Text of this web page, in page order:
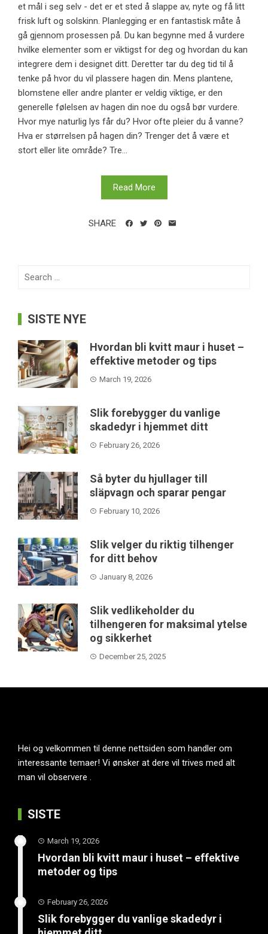
et mål i seg selv - det er et sted å slappe av, nyte og få litt
frisk luft og solskinn. Planlegging er en fantastisk måte å
gå gjennom prosessen på. Du kan begynne med å vurdere
hvilke elementer som er viktigst for deg og hvordan du kan
integrere dem i designet ditt. Deretter tar du deg tid til å
tenke på hvor du vil plassere hagen din. Mens plantene,
blomstene eller andre planter er veldig viktige, er den
generelle følelsen av hagen din noe du også bør vurdere.
Hvor mye naturlig lys får du? Hvor ofte pleier du å vanne?
Hva er størrelsen på hagen din? Trenger det å være et
stort eller lite område? Tre...
Read More
SHARE
Search
SISTE NYE
Hvordan bli kvitt maur i huset –
effektive metoder og tips
March 19, 2026
Slik forebygger du vanlige
skadedyr i hjemmet ditt
February 26, 2026
Så byter du hjullager till
släpvagn och sparar pengar
February 10, 2026
Slik velger du riktig tilhenger
for ditt behov
January 8, 2026
Slik vedlikeholder du
tilhengeren for maksimal ytelse
og sikkerhet
December 25, 2025
Hei og velkommen til denne nettsiden som handler om
interessante temaer! Vi ønsker at dere vil trives med alt
man vil observere .
SISTE
March 19, 2026
Hvordan bli kvitt maur i huset – effektive
metoder og tips
February 26, 2026
Slik forebygger du vanlige skadedyr i